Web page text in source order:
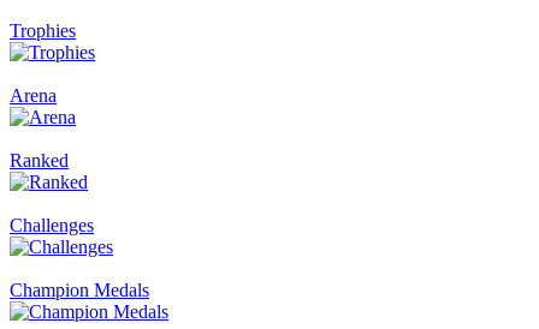
Trophies
Arena
Ranked
Challenges
Champion Medals